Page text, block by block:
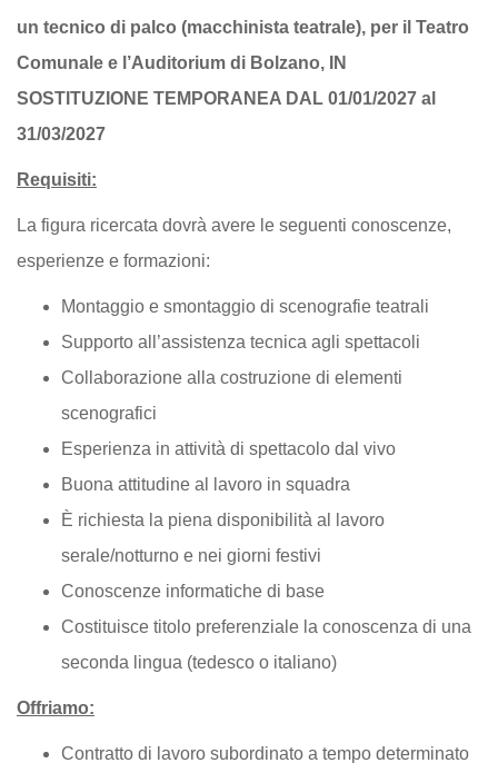
un tecnico di palco (macchinista teatrale), per il Teatro
Comunale e l’Auditorium di Bolzano, IN
SOSTITUZIONE TEMPORANEA DAL 01/01/2027 al
31/03/2027
Requisiti:
La figura ricercata dovrà avere le seguenti conoscenze,
esperienze e formazioni:
Montaggio e smontaggio di scenografie teatrali
Supporto all’assistenza tecnica agli spettacoli
Collaborazione alla costruzione di elementi
scenografici
Esperienza in attività di spettacolo dal vivo
Buona attitudine al lavoro in squadra
È richiesta la piena disponibilità al lavoro
serale/notturno e nei giorni festivi
Conoscenze informatiche di base
Costituisce titolo preferenziale la conoscenza di una
seconda lingua (tedesco o italiano)
Offriamo:
Contratto di lavoro subordinato a tempo determinato